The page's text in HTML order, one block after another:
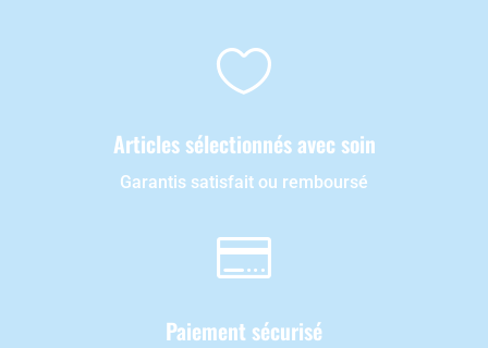

Articles sélectionnés avec soin
Garantis satisfait ou remboursé

Paiement sécurisé